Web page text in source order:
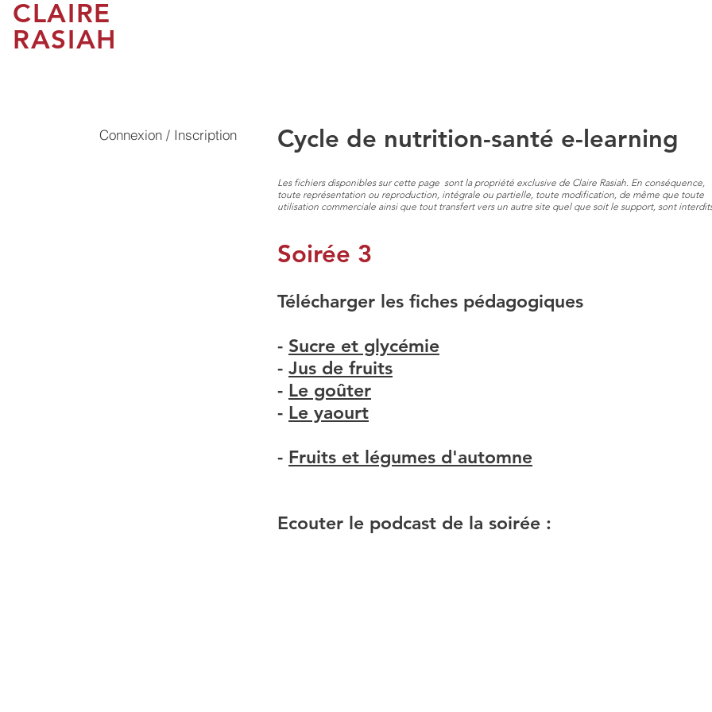
CLAIRE
RASIAH
Connexion / Inscription Cycle de nutrition-santé e-learning
Les fichiers disponibles sur cette page sont la propriété exclusive de Claire Rasiah. En conséquence,
toute représentation ou reproduction, intégrale ou partielle, toute modification, de même que toute
utilisation commerciale ainsi que tout transfert vers un autre site quel que soit le support, sont
Soirée 3
Télécharger les fiches pédagogiques
- Sucre et glycémie
- Jus de fruits
- Le goûter
- Le yaourt
- Fruits et légumes d'automne
Ecouter le podcast de la soirée :